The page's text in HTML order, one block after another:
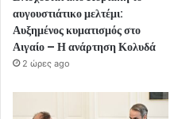
αυγουστιάτικο μελτέμι:
Αυξημένος κυματισμός στο
Αιγαίο – Η ανάρτηση Κολυδά
2 ώρες ago